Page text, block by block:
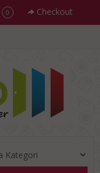
0 Checkout